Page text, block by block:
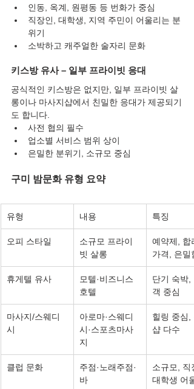
인동, 옥계, 원평동 등 번화가 중심
직장인, 대학생, 지역 주민이 어울리는 분
위기
소박하고 캐주얼한 술자리 문화
키스방 유사 – 일부 프라이빗 응대
공식적인 키스방은 없지만, 일부 프라이빗 살
롱이나 마사지샵에서 친밀한 응대가 제공되기
도 합니다.
사전 협의 필수
업소별 서비스 범위 상이
은밀한 분위기, 소규모 중심
구미 밤문화 유형 요약
유형 내용 특징
오피 스타일
소규모 프라이
빗 살롱
예약제, 합
가격, 은밀함
휴게텔 유사
모텔·비즈니스
호텔
단기 숙박,
객 중심
마사지/스웨디
시
아로마·스웨디
시·스포츠마사
지
힐링 중심,
샵 다수
클럽 문화
주점·노래주점·
바
소규모, 직
대학생 어